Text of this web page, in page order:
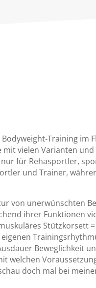
Training im
vielen Varianten
für Rehasportler,
und Trainer,
von unerwünschten
ihrer Funktionen
Stützkorsett
Beweglichkeit
welchen
doch mal bei